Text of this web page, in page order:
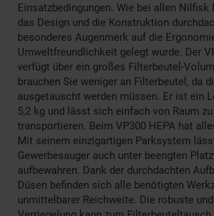
Einsatzbedingungen. Wie bei allen Nilfisk
das Design und die Konstruktion
besonderes Augenmerk auf die
Umweltfreundlichkeit gelegt wurde. Der
verfügt über ein großes Filterbeutel-
brauchen Sie weniger an Filterbeutel, da
ausgetauscht werden müssen. Er ist ein
5,2 kg und lässt sich einfach von Raum zu
transportieren. Beim VP300 HEPA hat
Mit seinem einzigartigen Parksystem
Gewerbesauger auch unter beengten
aufbewahren. Dank der durchdachten
Düsen befinden sich alle benötigten
unmittelbarer Reichweite. Die robuste